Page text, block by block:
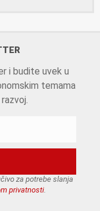
i budite uvek u
temama
za potrebe slanja
privatnosti.